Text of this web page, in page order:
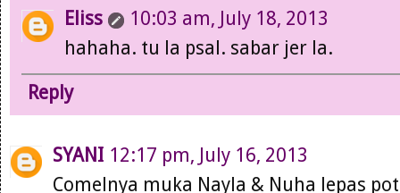
Eliss
10:03 am, July 18, 2013
hahaha. tu la psal. sabar jer la.
Reply
SYANI 12:17 pm, July 16, 2013
Comelnya muka Nayla & Nuha lepas